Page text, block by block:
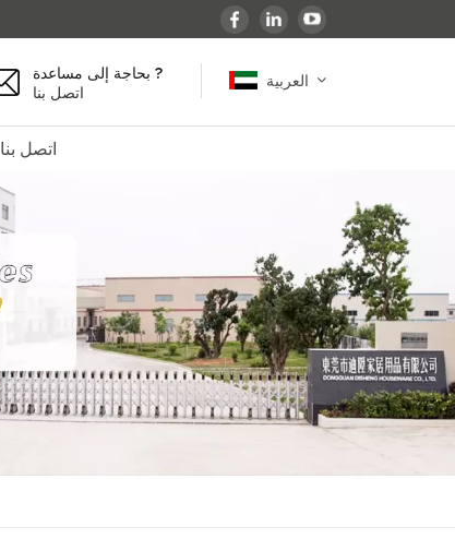
العربية
français
Deutsch
العربية
بحاجة إلى مساعدة ?
اتصل بنا
اتصل بنا